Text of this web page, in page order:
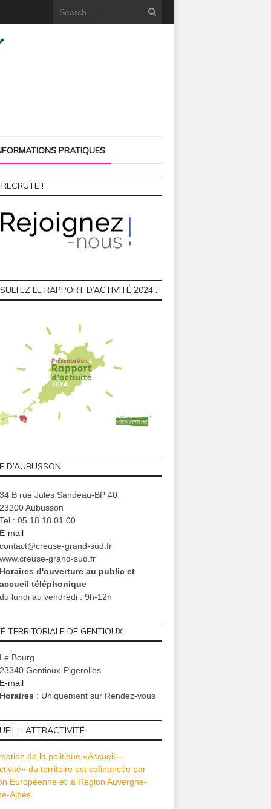
PRATIQUES
!
LE RAPPORT D’ACTIVITÉ 2024 :
D’AUBUSSON
34 B rue Jules Sandeau-BP 40
23200 Aubusson
Tel : 05 18 18 01 00
E-mail
contact@creuse-grand-sud.fr
www.creuse-grand-sud.fr
Horaires d'ouverture au public et
accueil téléphonique
du lundi au vendredi : 9h-12h
TERRITORIALE DE GENTIOUX
Le Bourg
23340 Gentioux-Pigerolles
E-mail
Horaires : Uniquement sur Rendez-vous
– ATTRACTIVITÉ
de la politique «Accueil –
du territoire est cofinancée par
Européenne et la Région Auvergne-
Alpes